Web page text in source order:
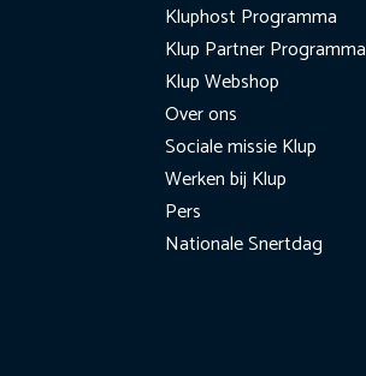
Kluphost Programma
Klup Partner Programma
Klup Webshop
Over ons
Sociale missie Klup
Werken bij Klup
Pers
Nationale Snertdag